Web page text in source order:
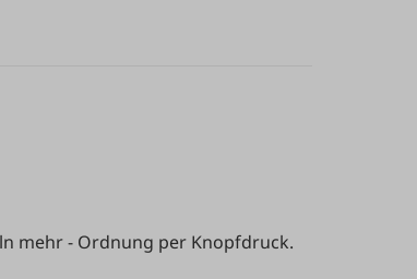
mehr - Ordnung per Knopfdruck.